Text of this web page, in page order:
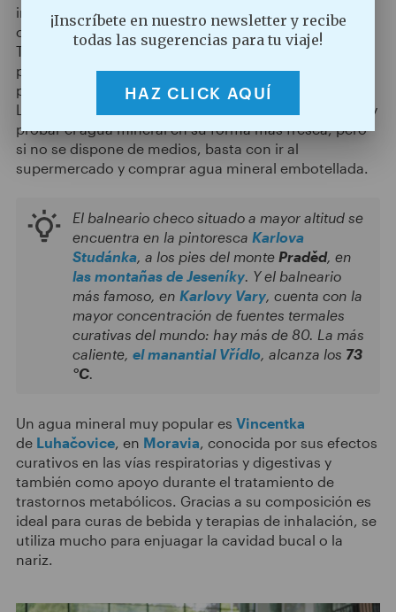
incluso calientes, pero cada manantial es único y su
composición se utiliza para tratar distintas dolencias.
Todos los manantiales son recursos naturales
protegidos y su agua se extrae de grandes
profundidades, lo que garantiza lapureza del agua
Lo mejor es ir directamente a las
y
probar el agua mineral en su forma más fresca, pero
si no se dispone de medios, basta con ir al
supermercado y comprar agua mineral embotellada.
El balneario checo situado a mayor altitud se
encuentra en la pintoresca Karlova
Studánka , a los pies del monte Praděd, en
las montañas de Jeseníky . Y el balneario
más famoso, en Karlovy Vary , cuenta con la
mayor concentración de fuentes termales
curativas del mundo: hay más de 80. La más
caliente, el manantial Vřídlo , alcanza los 73
°C
Un agua mineral muy popular es Vincentka
de Luhačovice , en Moravia , conocida por sus efectos
curativos en las vías respiratorias y digestivas y
también como apoyo durante el tratamiento de
trastornos metabólicos. Gracias a su composición es
ideal para curas de bebida y terapias de inhalación, se
utiliza mucho para enjuagar la cavidad bucal o la
nariz.
¡Inscríbete en nuestro newsletter y recibe
todas las sugerencias para tu viaje!
HAZ CLICK AQUÍ